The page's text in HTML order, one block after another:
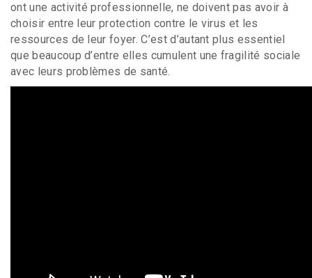
ont une activité professionnelle, ne doivent pas avoir à
choisir entre leur protection contre le virus et les
ressources de leur foyer. C’est d’autant plus essentiel
que beaucoup d’entre elles cumulent une fragilité sociale
avec leurs problèmes de santé.